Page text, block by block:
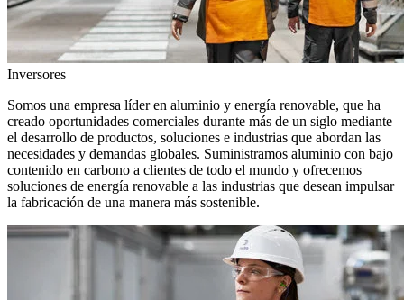
Inversores
Somos una empresa líder en aluminio y energía renovable, que ha
creado oportunidades comerciales durante más de un siglo mediante
el desarrollo de productos, soluciones e industrias que abordan las
necesidades y demandas globales. Suministramos aluminio con bajo
contenido en carbono a clientes de todo el mundo y ofrecemos
soluciones de energía renovable a las industrias que desean impulsar
la fabricación de una manera más sostenible.